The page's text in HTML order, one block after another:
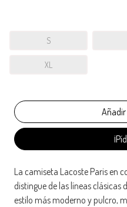
S
XL
La camiseta Lacoste Paris en
distingue de las líneas clásicas
estilo más moderno y pulcro,